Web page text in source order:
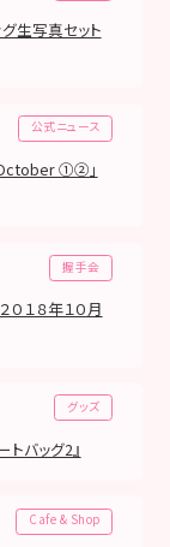
生写真セット
公式ニュース
①②」
握手会
１８年１０月
グッズ
バッグ2』
Cafe & Shop